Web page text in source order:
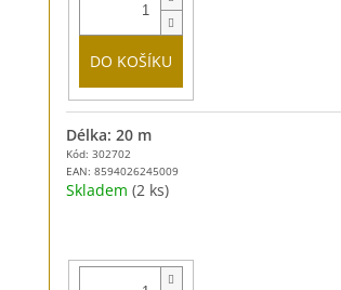
DO KOŠÍKU
Kód: 302702
EAN: 8594026245009
Délka: 20 m
Skladem (2 ks)